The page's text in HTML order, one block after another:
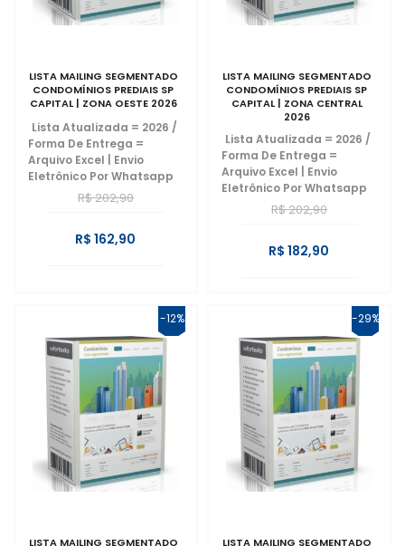
LISTA MAILING SEGMENTADO
CONDOMÍNIOS PREDIAIS SP
CAPITAL | ZONA OESTE 2026
Lista Atualizada = 2026 /
Forma De Entrega =
Arquivo Excel | Envio
Eletrônico Por Whatsapp
R$ 202,90
R$ 162,90
LISTA MAILING SEGMENTADO
CONDOMÍNIOS PREDIAIS SP
CAPITAL | ZONA CENTRAL
2026
Lista Atualizada = 2026 /
Forma De Entrega =
Arquivo Excel | Envio
Eletrônico Por Whatsapp
R$ 202,90
R$ 182,90
-12%
LISTA MAILING SEGMENTADO
-29%
LISTA MAILING SEGMENTADO